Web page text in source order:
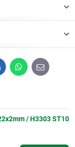
WhatsApp
E-
mail
/ H3303 ST10